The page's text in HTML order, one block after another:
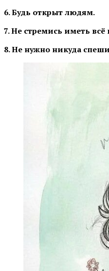
6. Будь открыт людям.
7. Не стремись иметь всё
8. Не нужно никуда